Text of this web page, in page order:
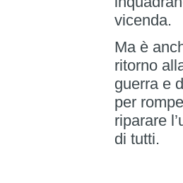
vicenda.
Ma è
ritorno
guerra e
per
riparare
di tutti.